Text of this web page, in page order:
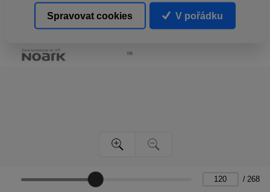
/ 268
Spravovat cookies V pořádku